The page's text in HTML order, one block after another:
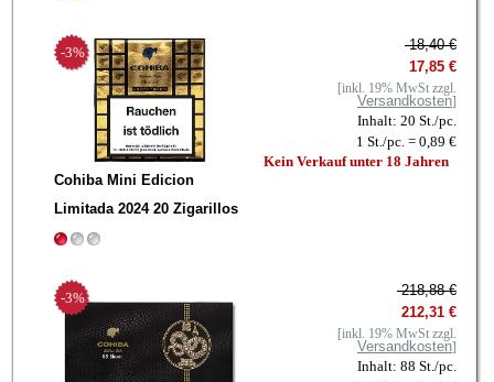
-3%
Cohiba Mini Edicion
Limitada 2024 20 Zigarillos
18,40 €
17,85 €
[inkl. 19% MwSt zzgl.
Versandkosten]
Inhalt: 20 St./pc.
1 St./pc. = 0,89 €
Kein Verkauf unter 18 Jahren
-3%
218,88 €
212,31 €
[inkl. 19% MwSt zzgl.
Versandkosten]
Inhalt: 88 St./pc.